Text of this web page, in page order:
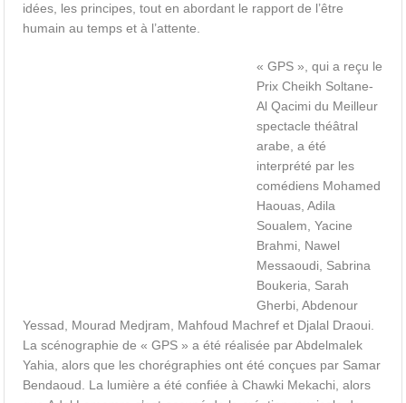
idées, les principes, tout en abordant le rapport de l’être
humain au temps et à l’attente.
« GPS », qui a reçu le
Prix Cheikh Soltane-
Al Qacimi du Meilleur
spectacle théâtral
arabe, a été
interprété par les
comédiens Mohamed
Haouas, Adila
Soualem, Yacine
Brahmi, Nawel
Messaoudi, Sabrina
Boukeria, Sarah
Gherbi, Abdenour
Yessad, Mourad Medjram, Mahfoud Machref et Djalal Draoui.
La scénographie de « GPS » a été réalisée par Abdelmalek
Yahia, alors que les chorégraphies ont été conçues par Samar
Bendaoud. La lumière a été confiée à Chawki Mekachi, alors